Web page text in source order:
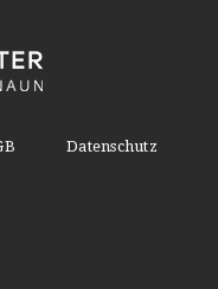
Datenschutz